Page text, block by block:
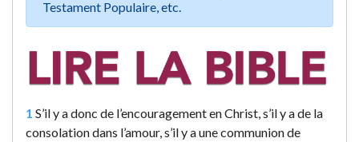
Testament Populaire, etc.
1 S’il y a donc de l’encouragement en Christ, s’il y a de la
consolation dans l’amour, s’il y a une communion de